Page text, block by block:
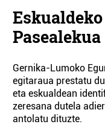
Gernika-Lumoko
egitaraua prestatu
eta eskualdean
zeresana dutela
antolatu dituzte.